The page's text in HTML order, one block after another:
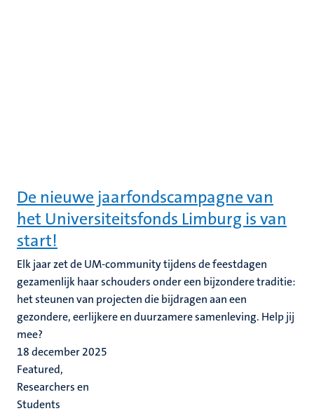
De nieuwe jaarfondscampagne van
het Universiteitsfonds Limburg is van
start!
Elk jaar zet de UM-community tijdens de feestdagen
gezamenlijk haar schouders onder een bijzondere traditie:
het steunen van projecten die bijdragen aan een
gezondere, eerlijkere en duurzamere samenleving. Help jij
mee?
18 december 2025
Featured,
Researchers en
Students